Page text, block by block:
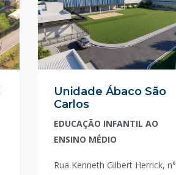
Unidade Ábaco São
Carlos
EDUCAÇÃO INFANTIL AO
ENSINO MÉDIO
Rua Kenneth Gilbert Herrick, n°